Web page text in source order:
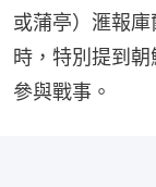
或蒲亭）滙報庫
時，特別提到
參與戰事。